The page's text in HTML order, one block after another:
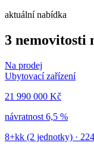
aktuální nabídka
3 nemovitosti
Na prodej
Ubytovací zařízení
21 990 000 Kč
návratnost 6,5 %
8+kk (2 jednotky) · 224